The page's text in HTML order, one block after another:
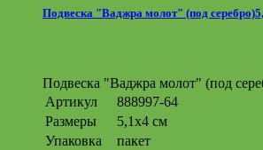
Подвеска "Ваджра молот" (под
Подвеска "Ваджра молот" (под
Артикул
888997-64
Размеры
5,1x4 см
Упаковка
пакет